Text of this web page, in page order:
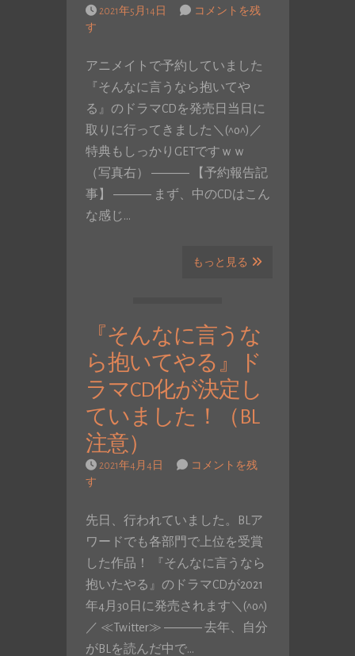
2021年5月14日
コメントを残
す
アニメイトで予約していました
『そんなに言うなら抱いてや
る』のドラマCDを発売日当日に
取りに行ってきました＼(^o^)／
特典もしっかりGETですｗｗ
（写真右） ――― 【予約報告記
事】 ――― まず、中のCDはこん
な感じ…
もっと見る
『そんなに言うな
ら抱いてやる』ド
ラマCD化が決定し
ていました！（BL
注意）
2021年4月4日
コメントを残
す
先日、行われていました。BLア
ワードでも各部門で上位を受賞
した作品！ 『そんなに言うなら
抱いたやる』のドラマCDが2021
年4月30日に発売されます＼(^o^)
／ ≪Twitter≫ ――― 去年、自分
がBLを読んだ中で…